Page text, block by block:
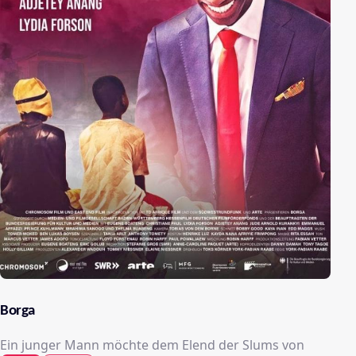
Borga
Ein junger Mann möchte dem Elend der Slums von